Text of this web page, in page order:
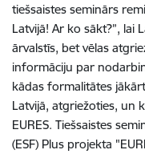
tiešsaistes seminārs
Latvijā! Ar ko sākt?”, lai
ārvalstīs, bet vēlas
informāciju par
kādas formalitātes
Latvijā, atgriežoties, un
EURES. Tiešsaistes
(ESF) Plus projekta